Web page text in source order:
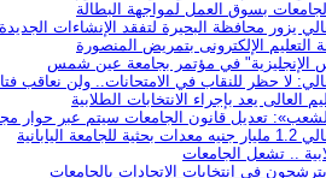
بسوق العمل لمواجهة البطالة
يزور محافظة البحيرة لتفقد الإنشاءات
التعليم الإلكترونى بتمريض المنصورة
الإنجليزية" في مؤتمر بجامعة عين شمس
لا حظر للنقاب في الامتحانات.. ولن نعاقب
العالى يعد بإجراء الانتخابات الطلابية
تعديل قانون الجامعات سيتم عبر حوار
اليابانية
.. تشعل الجامعات